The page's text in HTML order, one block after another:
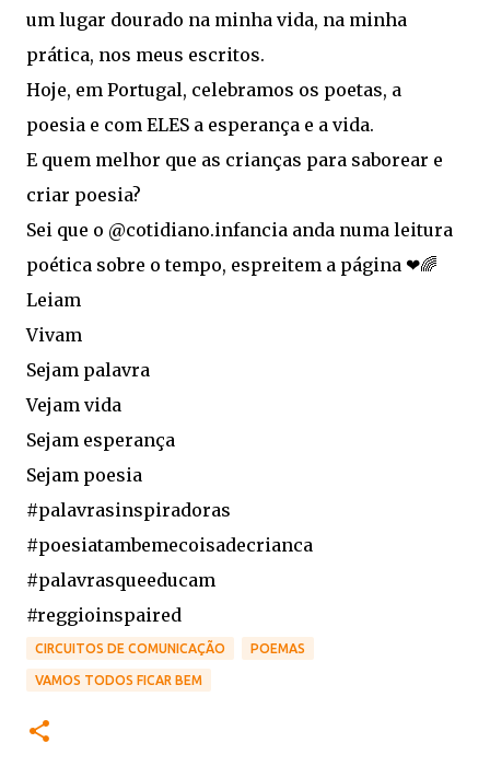
um lugar dourado na minha vida, na minha
prática, nos meus escritos.
Hoje, em Portugal, celebramos os poetas, a
poesia e com ELES a esperança e a vida.
E quem melhor que as crianças para saborear e
criar poesia?
Sei que o @cotidiano.infancia anda numa leitura
poética sobre o tempo, espreitem a página ❤🌈
Leiam
Vivam
Sejam palavra
Vejam vida
Sejam esperança
Sejam poesia
#palavrasinspiradoras
#poesiatambemecoisadecrianca
#palavrasqueeducam
#reggioinspaired
CIRCUITOS DE COMUNICAÇÃO POEMAS
VAMOS TODOS FICAR BEM